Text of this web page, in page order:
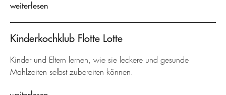
weiterlesen
Kinderkochklub Flotte Lotte
Kinder und Eltern lernen, wie sie leckere und gesunde
Mahlzeiten selbst zubereiten können.